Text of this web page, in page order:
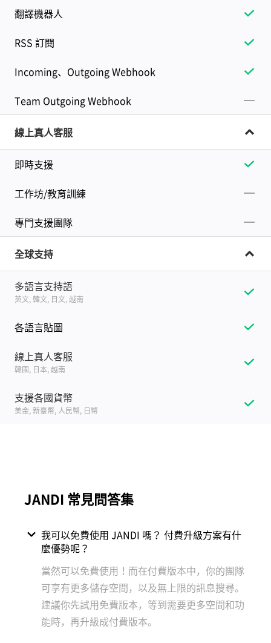
翻譯機器人
RSS 訂閱
Incoming、Outgoing Webhook
Team Outgoing Webhook
線上真人客服
即時支援
工作坊/教育訓練
專門支援團隊
全球支持
多語言支持語
英文, 韓文, 日文, 越南
各語言貼圖
線上真人客服
韓國, 日本, 越南
支援各國貨幣
美金, 新臺幣, 人民幣, 日幣
JANDI 常見問答集
我可以免費使用 JANDI 嗎？ 付費升級方案有什
麼優勢呢？
當然可以免費使用！而在付費版本中，你的團隊
可享有更多儲存空間，以及無上限的訊息搜尋。
建議你先試用免費版本，等到需要更多空間和功
能時，再升級成付費版本。